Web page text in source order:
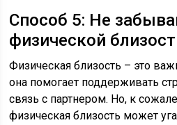
Способ 5: Не
физической
Физическая близость – это
она помогает поддерживать
связь с партнером. Но, к
физическая близость может